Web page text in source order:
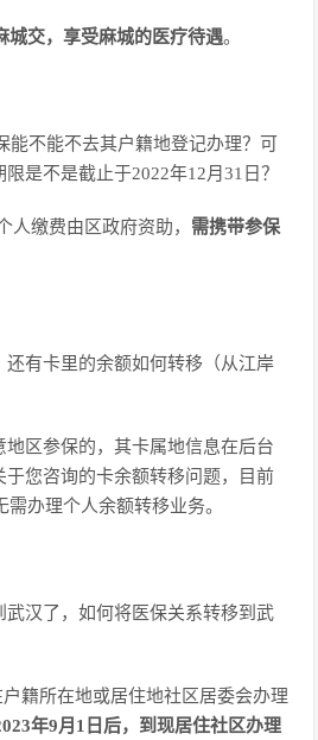
城交，享受麻城的医疗待遇。
不能不去其户籍地登记办理？可
是不是截止于2022年12月31日？
缴费由区政府资助， 需携带参保
有卡里的余额如何转移（从江岸
区参保的，其卡属地信息在后台
于您咨询的卡余额转移问题，目前
办理个人余额转移业务。
汉了，如何将医保关系转移到武
籍所在地或居住地社区居委会办理
年9月1日后，到现居住社区办理